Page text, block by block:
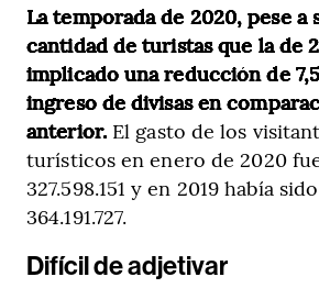
La temporada de 2020, pese a
cantidad de turistas que la de
implicado una reducción de
ingreso de divisas en
anterior.El gasto de los
turísticos en enero de 2020
327.598.151 y en 2019 había
364.191.727.
Difícil de adjetivar